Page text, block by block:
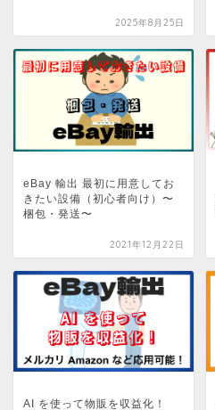
2025年8月25日
eBay 輸出 最初に用意してお
きたい設備（初心者向け）〜
梱包・発送〜
2021年12月22日
AI を使って物販を収益化！